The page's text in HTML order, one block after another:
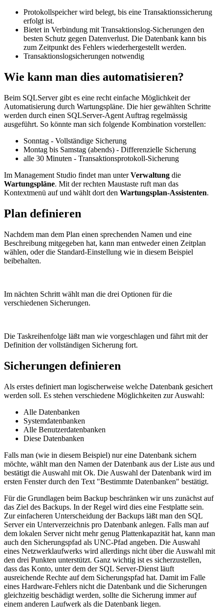
Protokollspeicher wird belegt, bis eine Transaktionssicherung
erfolgt ist.
Bietet in Verbindung mit Transaktionslog-Sicherungen den
besten Schutz gegen Datenverlust. Die Datenbank kann bis
zum Zeitpunkt des Fehlers wiederhergestellt werden.
Transaktionslogsicherungen notwendig
Wie kann man dies automatisieren?
Beim SQLServer gibt es eine recht einfache Möglichkeit der
Automatisierung durch Wartungspläne. Die hier gewählten Schritte
werden durch einen SQLServer-Agent Auftrag regelmässig
ausgeführt. So könnte man sich folgende Kombination vorstellen:
Sonntag - Vollständige Sicherung
Montag bis Samstag (abends) - Differenzielle Sicherung
alle 30 Minuten - Transaktionsprotokoll-Sicherung
Im Management Studio findet man unterVerwaltung die
Wartungspläne. Mit der rechten Maustaste ruft man das
Kontextmenü auf und wählt dort den Wartungsplan-Assistenten.
Plan definieren
Nachdem man dem Plan einen sprechenden Namen und eine
Beschreibung mitgegeben hat, kann man entweder einen Zeitplan
wählen, oder die Standard-Einstellung wie in diesem Beispiel
beibehalten.
Im nächten Schritt wählt man die drei Optionen für die
verschiedenen Sicherungen.
Die Taskreihenfolge läßt man wie vorgeschlagen und fährt mit der
Definition der vollständigen Sicherung fort.
Sicherungen definieren
Als erstes definiert man logischerweise welche Datenbank gesichert
werden soll. Es stehen verschiedene Möglichkeiten zur Auswahl:
Alle Datenbanken
Systemdatenbanken
Alle Benutzerdatenbanken
Diese Datenbanken
Falls man (wie in diesem Beispiel) nur eine Datenbank sichern
möchte, wählt man den Namen der Datenbank aus der Liste aus und
bestätigt die Auswahl mit Ok. Die Auswahl der Datenbank wird im
ersten Fenster durch den Text "Bestimmte Datenbanken" bestätigt.
Für die Grundlagen beim Backup beschränken wir uns zunächst auf
das Ziel des Backups. In der Regel wird dies eine Festplatte sein.
Zur einfacheren Unterscheidung der Backups läßt man den SQL
Server ein Unterverzeichnis pro Datenbank anlegen. Falls man auf
dem lokalen Server nicht mehr genug Plattenkapazität hat, kann man
auch den Sicherungspfad als UNC-Pfad angeben. Die Auswahl
eines Netzwerklaufwerks wird allerdings nicht über die Auswahl mit
den drei Punkten unterstützt. Ganz wichtig ist es sicherzustellen,
dass das Konto, unter dem der SQL Server-Dienst läuft
ausreichende Rechte auf dem Sicherungspfad hat. Damit im Falle
eines Hardware-Fehlers nicht die Datenbank und die Sicherungen
gleichzeitig beschädigt werden, sollte die Sicherung immer auf
einem anderen Laufwerk als die Datenbank liegen.